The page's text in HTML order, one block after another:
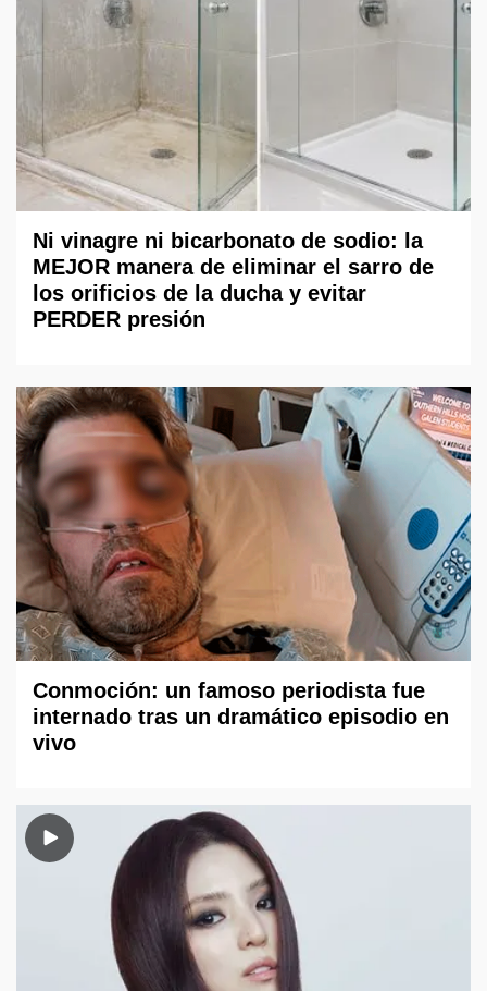
Ni vinagre ni bicarbonato de sodio: la
MEJOR manera de eliminar el sarro de
los orificios de la ducha y evitar
PERDER presión
Conmoción: un famoso periodista fue
internado tras un dramático episodio en
vivo